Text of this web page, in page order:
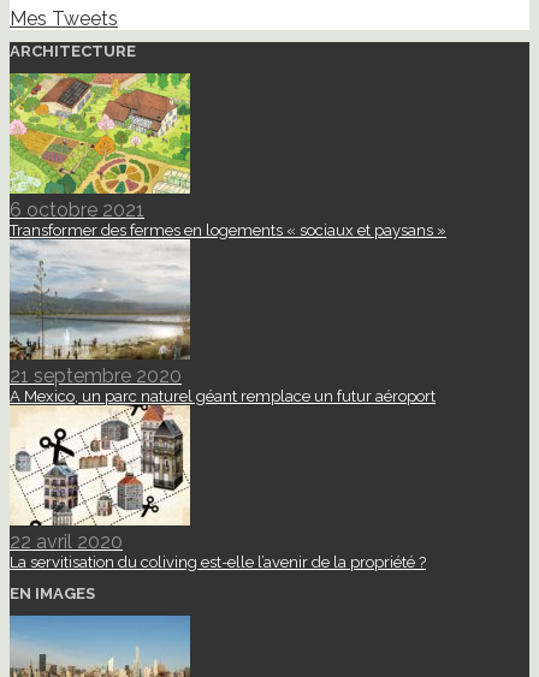
Mes Tweets
ARCHITECTURE
6 octobre 2021
Transformer des fermes en logements « sociaux et paysans »
21 septembre 2020
A Mexico, un parc naturel géant remplace un futur aéroport
22 avril 2020
La servitisation du coliving est-elle l’avenir de la propriété ?
EN IMAGES